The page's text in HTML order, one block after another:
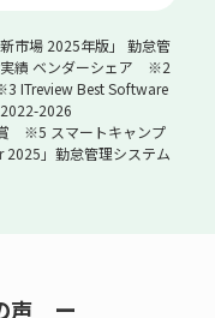
市場 2025年版」 勤怠管
実績 ベンダーシェア ※2
ITreview Best Software
2026
※5 スマートキャンプ
2025」勤怠管理システム
声 ー